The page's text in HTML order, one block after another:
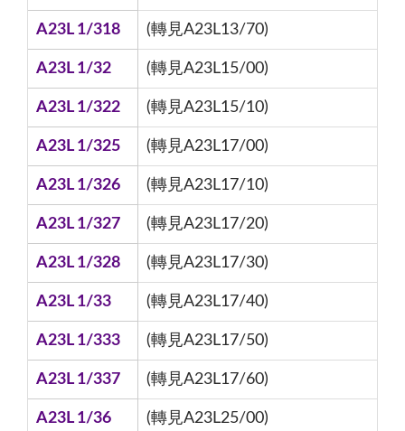
A23L 1/318 (轉見A23L13/70)
A23L 1/32 (轉見A23L15/00)
A23L 1/322 (轉見A23L15/10)
A23L 1/325 (轉見A23L17/00)
A23L 1/326 (轉見A23L17/10)
A23L 1/327 (轉見A23L17/20)
A23L 1/328 (轉見A23L17/30)
A23L 1/33 (轉見A23L17/40)
A23L 1/333 (轉見A23L17/50)
A23L 1/337 (轉見A23L17/60)
A23L 1/36 (轉見A23L25/00)